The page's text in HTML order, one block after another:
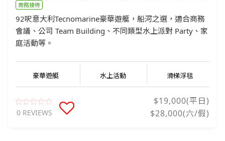
商務接待
92呎意大利Tecnomarine豪華遊艇，船河之選，適合商務
會議、公司 Team Building、不同類型水上派對 Party、家
庭活動等。
豪華遊艇 水上活動 滑梯浮毯
0 REVIEWS
$19,000(平日)
$28,000(六/假)